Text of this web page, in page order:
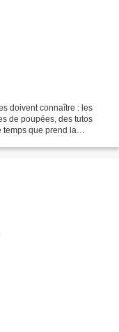
doivent connaître : les
de poupées, des tutos
temps que prend la